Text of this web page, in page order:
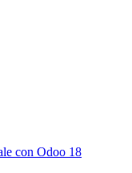
con Odoo 18